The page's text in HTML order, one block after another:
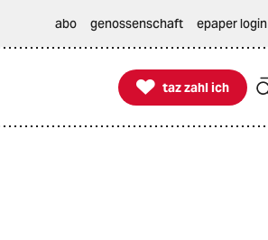
abo genossenschaft epaper login

taz zahl ich
taz zahl ich